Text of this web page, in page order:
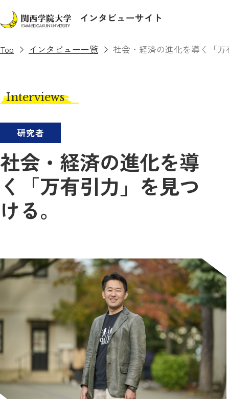
インタビューサイト
Top インタビュー一覧 社会・経済の進化を導く「
Interviews
研究者
社会・経済の進化を導
く「万有引力」を見つ
ける。